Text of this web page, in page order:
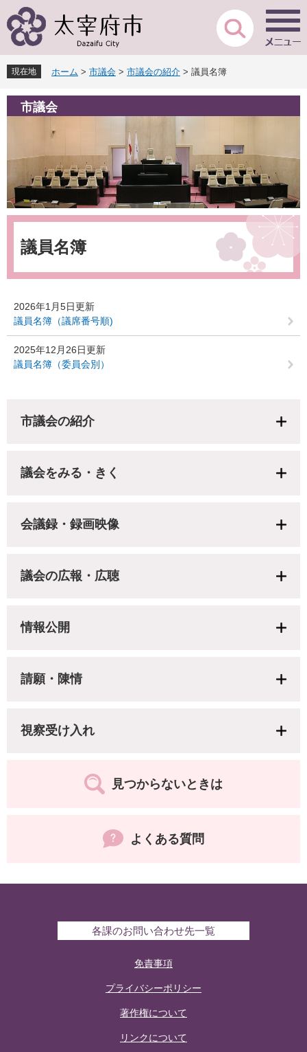
ー
先
頭
で
ニ
を
飛
ば
現在地 ホーム > 市議会 > 市議会の紹介 > 議員名簿
市議会
本
議員名簿
2026年1月5日更新
議員名簿（議席番号順)
2025年12月26日更新
議員名簿（委員会別）
市議会の紹介
議会をみる・きく
会議録・録画映像
議会の広報・広聴
情報公開
請願・陳情
視察受け入れ
見つからないときは
よくある質問
各課のお問い合わせ先一覧
免責事項
プライバシーポリシー
著作権について
リンクについて